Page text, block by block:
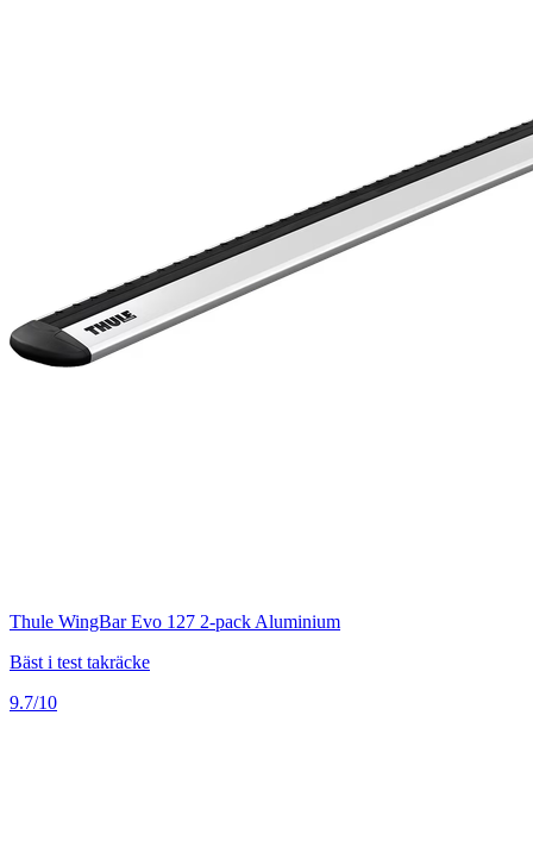
Thule WingBar Evo 127 2-pack Aluminium
Bäst i test takräcke
9.7/10